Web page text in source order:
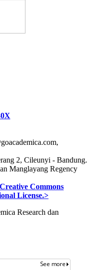
2, Cileunyi - Bandung.
Manglayang Regency
Creative Commons
License.>
Research dan